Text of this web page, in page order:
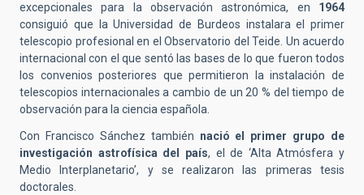
excepcionales para la observación astronómica, en 1964
consiguió que la Universidad de Burdeos instalara el primer
telescopio profesional en el Observatorio del Teide. Un acuerdo
internacional con el que sentó las bases de lo que fueron todos
los convenios posteriores que permitieron la instalación de
telescopios internacionales a cambio de un 20 % del tiempo de
observación para la ciencia española.
Con Francisco Sánchez también nació el primer grupo de
investigación astrofísica del país, el de ‘Alta Atmósfera y
Medio Interplanetario’, y se realizaron las primeras tesis
doctorales.